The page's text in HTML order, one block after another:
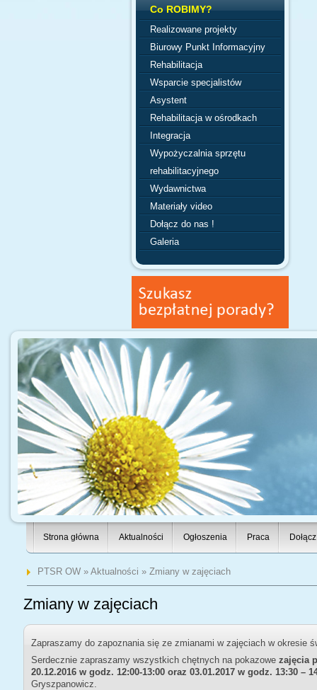
Co ROBIMY?
Realizowane projekty
Biurowy Punkt Informacyjny
Rehabilitacja
Wsparcie specjalistów
Asystent
Rehabilitacja w ośrodkach
Integracja
Wypożyczalnia sprzętu
rehabilitacyjnego
Wydawnictwa
Materiały video
Dołącz do nas !
Galeria
Strona główna Aktualności Ogłoszenia Praca
PTSR OW» Aktualności » Zmiany w zajęciach
Zmiany w zajęciach
Zapraszamy do zapoznania się ze zmianami w zajęciach w okresie
Serdecznie zapraszamy wszystkich chętnych na pokazowe zajęcia
20.12.2016 w godz. 12:00-13:00 oraz 03.01.2017 w godz. 13:30 –
Gryszpanowicz.